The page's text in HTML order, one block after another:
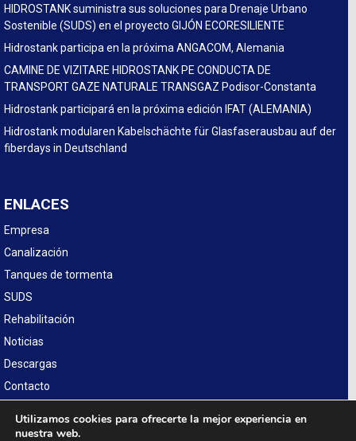
HIDROSTANK suministra sus soluciones para Drenaje Urbano
Sostenible (SUDS) en el proyecto GIJÓN ECORESILIENTE
Hidrostank participa en la próxima ANGACOM, Alemania
CAMINE DE VIZITARE HIDROSTANK PE CONDUCTA DE
TRANSPORT GAZE NATURALE TRANSGAZ Podisor-Constanta
Hidrostank participará en la próxima edición IFAT (ALEMANIA)
Hidrostank modularen Kabelschächte für Glasfaserausbau auf der
fiberdays in Deutschland
ENLACES
Empresa
Canalización
Tanques de tormenta
SUDS
Rehabilitación
Noticias
Descargas
Contacto
Utilizamos cookies para ofrecerte la mejor experiencia en
nuestra web.